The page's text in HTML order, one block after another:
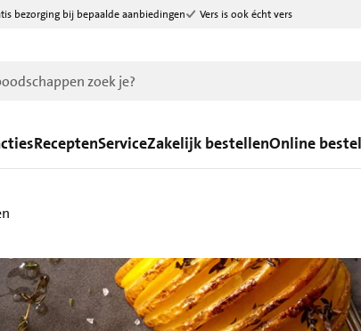
bezorging bij bepaalde aanbiedingen Vers is ook écht vers
ReceptenServiceZakelijk bestellenOnline